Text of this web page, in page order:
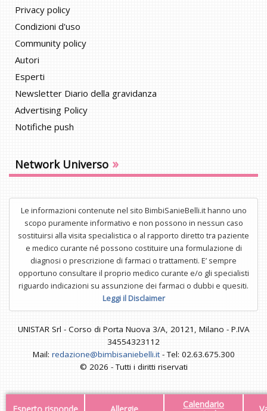
Calendario
Privacy policy
Condizioni d'uso
Community policy
Autori
Esperti
Newsletter Diario della gravidanza
Advertising Policy
Notifiche push
Network Universo »
Le informazioni contenute nel sito BimbiSanieBelli.it hanno uno
scopo puramente informativo e non possono in nessun caso
sostituirsi alla visita specialistica o al rapporto diretto tra paziente
e medico curante né possono costituire una formulazione di
diagnosi o prescrizione di farmaci o trattamenti. E’ sempre
opportuno consultare il proprio medico curante e/o gli specialisti
riguardo indicazioni su assunzione dei farmaci o dubbi e quesiti.
Leggi il Disclaimer
UNISTAR Srl - Corso di Porta Nuova 3/A, 20121, Milano - P.IVA
34554323112
Mail: redazione@bimbisaniebelli.it- Tel: 02.63.675.300
© 2026 - Tutti i diritti riservati